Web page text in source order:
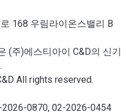
168 우림라이온스밸리 B
(주)에스티아이 C&D의 신기
All rights reserved.
0870, 02-2026-0454